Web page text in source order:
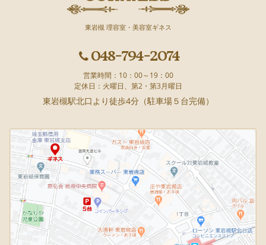
東岩槻 理容室・美容室ギネス
048-794-2074
営業時間：10：00～19：00
定休日：火曜日、第2・第3月曜日
東岩槻駅北口より徒歩4分（駐車場５台完備）